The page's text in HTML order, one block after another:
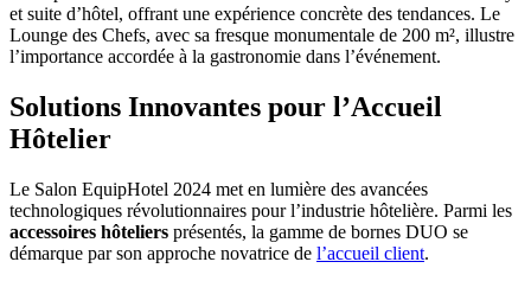
et suite d’hôtel, offrant une expérience concrète des tendances. Le
Lounge des Chefs, avec sa fresque monumentale de 200 m², illustre
l’importance accordée à la gastronomie dans l’événement.
Solutions Innovantes pour l’Accueil
Hôtelier
Le Salon EquipHotel 2024 met en lumière des avancées
technologiques révolutionnaires pour l’industrie hôtelière. Parmi les
accessoires hôteliers présentés, la gamme de bornes DUO se
démarque par son approche novatrice de l’accueil client.